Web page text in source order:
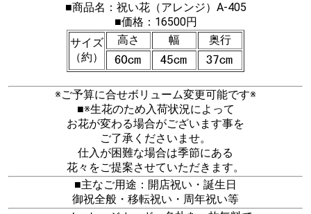
■商品名：祝い花（アレンジ）A-405
■価格：16500円
サイズ
（約）
高さ 幅 奥行
※ご予算に合せボリューム変更可能です※
■※生花のため入荷状況によって
お花が変わる場合がございます事を
ご了承くださいませ。
仕入が困難な場合は季節にある
花々をご提案させていただきます。
■主なご用途：開店祝い・誕生日
御祝全般・移転祝い・周年祝い等